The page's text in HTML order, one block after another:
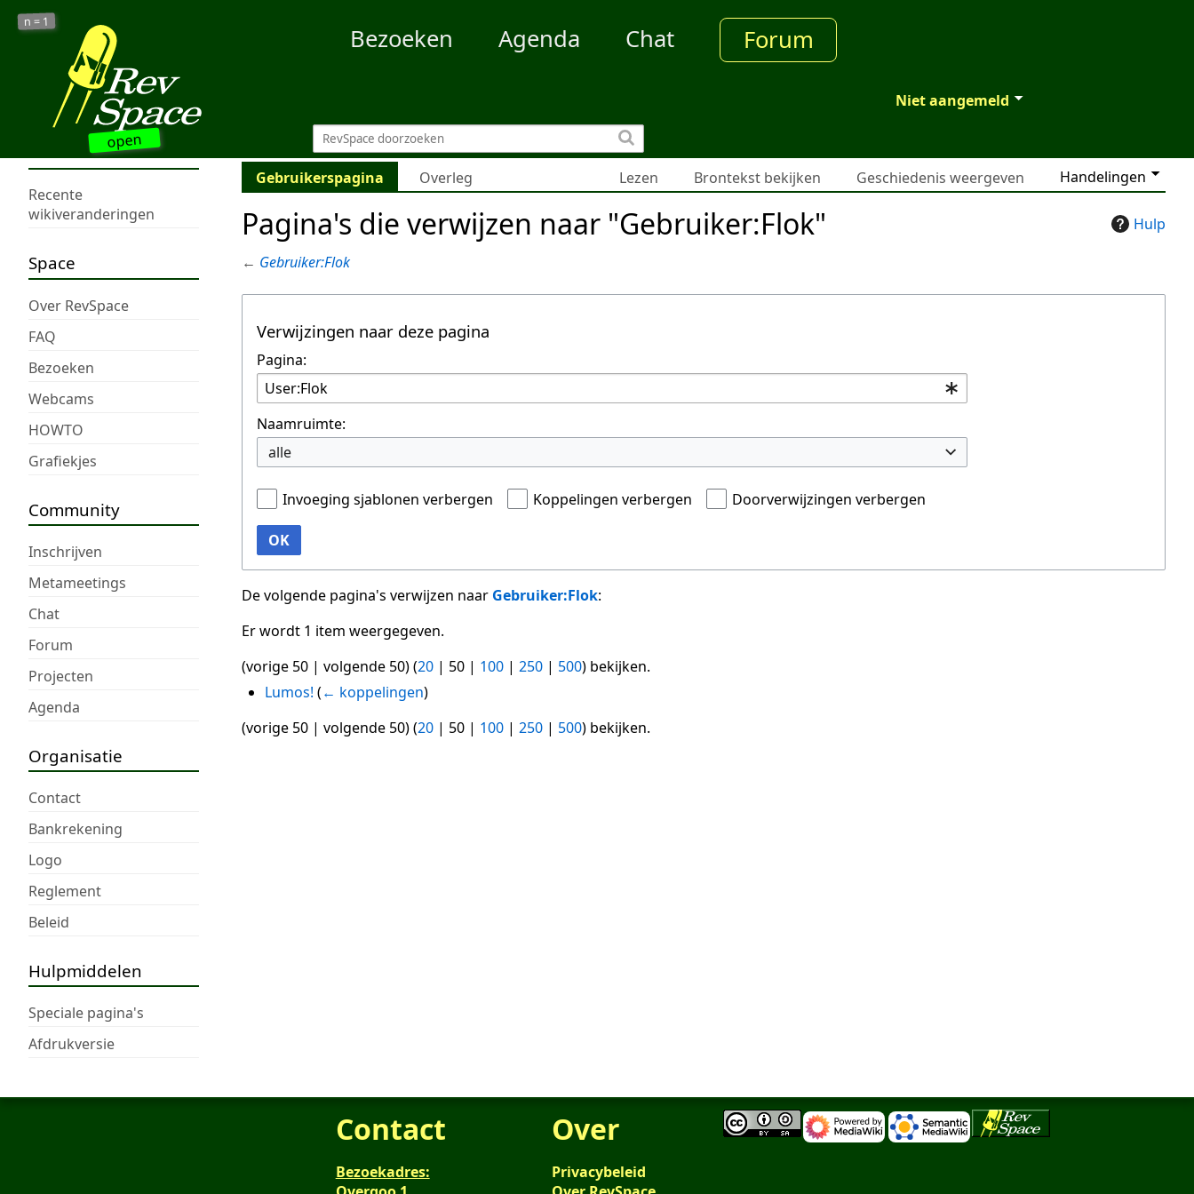
open
n = 1
Bezoeken Agenda Chat Forum
Niet aangemeld
Recente
wikiveranderingen
Space
Over RevSpace
FAQ
Bezoeken
Webcams
HOWTO
Grafiekjes
Community
Inschrijven
Metameetings
Chat
Forum
Projecten
Agenda
Organisatie
Contact
Bankrekening
Logo
Reglement
Beleid
Hulpmiddelen
Speciale pagina's
Afdrukversie
Gebruikerspagina Overleg Handelingen
Lezen Brontekst bekijken Geschiedenis weergeven
Hulp
Pagina's die verwijzen naar "Gebruiker:Flok"
← Gebruiker:Flok
Verwijzingen naar deze pagina
Pagina:
Naamruimte:
alle
Invoeging sjablonen verbergen Koppelingen verbergen Doorverwijzingen verbergen
OK
De volgende pagina's verwijzen naar Gebruiker:Flok:
Er wordt 1 item weergegeven.
(vorige 50 | volgende 50) (20 | 50 | 100 | 250 | 500) bekijken.
Lumos! (← koppelingen)
(vorige 50 | volgende 50) (20 | 50 | 100 | 250 | 500) bekijken.
Contact
Bezoekadres:
Over
Privacybeleid